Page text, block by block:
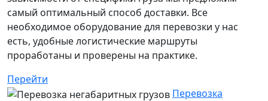
самый оптимальный способ доставки. Все
необходимое оборудование для перевозки у нас
есть, удобные логистические маршруты
проработаны и проверены на практике.
Перейти
Перевозка